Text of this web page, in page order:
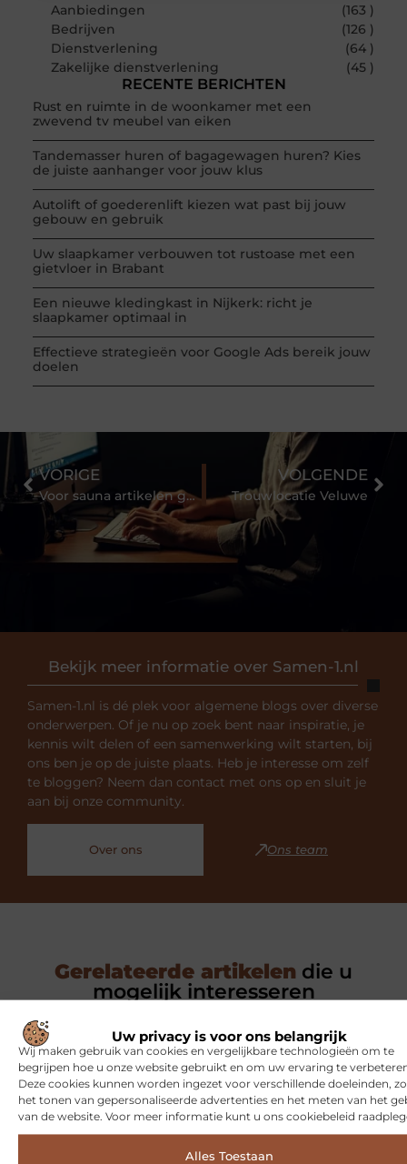
Uw privacy is voor ons belangrijk
Wij maken gebruik van cookies en vergelijkbare technologieën om te
begrijpen hoe u onze website gebruikt en om uw ervaring te
Deze cookies kunnen worden ingezet voor verschillende doeleinden,
het tonen van gepersonaliseerde advertenties en het meten van het
van de website. Voor meer informatie kunt u ons cookiebeleid
Alles Toestaan
Aanbiedingen
(163 )
Bedrijven
(126 )
Dienstverlening
(64 )
Zakelijke dienstverlening
(45 )
RECENTE BERICHTEN
Rust en ruimte in de woonkamer met een
zwevend tv meubel van eiken
Tandemasser huren of bagagewagen huren? Kies
de juiste aanhanger voor jouw klus
Autolift of goederenlift kiezen wat past bij jouw
gebouw en gebruik
Uw slaapkamer verbouwen tot rustoase met een
gietvloer in Brabant
Een nieuwe kledingkast in Nijkerk: richt je
slaapkamer optimaal in
Effectieve strategieën voor Google Ads bereik jouw
doelen
Bekijk meer informatie over Samen-1.nl
Samen-1.nl is dé plek voor algemene blogs over diverse
onderwerpen. Of je nu op zoek bent naar inspiratie, je
kennis wilt delen of een samenwerking wilt starten, bij
ons ben je op de juiste plaats. Heb je interesse om zelf
te bloggen? Neem dan contact met ons op en sluit je
aan bij onze community.
Over ons Ons team
VORIGE
Voor sauna artikelen ga je naar Xziir.nl
VOLGENDE
Trouwlocatie Veluwe
Gerelateerde artikelen die u
mogelijk interesseren
SPORT